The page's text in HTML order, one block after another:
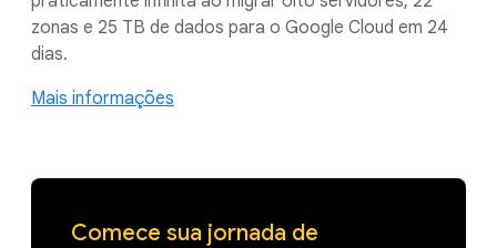
zonas e 25 TB de dados para o Google Cloud em 24
dias.
Mais informações
Comece sua jornada de